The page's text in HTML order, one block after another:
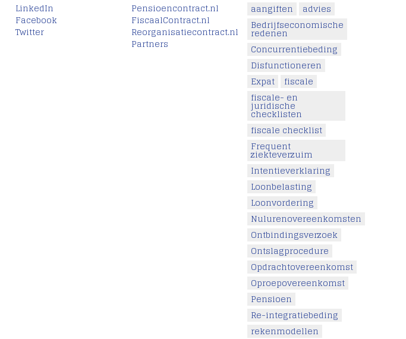
LinkedIn
Facebook
Twitter
Pensioencontract.nl
FiscaalContract.nl
Reorganisatiecontract.nl
Partners
aangiften
advies
Bedrijfseconomische
redenen
Concurrentiebeding
Disfunctioneren
Expat
fiscale
fiscale- en
juridische
checklisten
fiscale checklist
Frequent
ziekteverzuim
Intentieverklaring
Loonbelasting
Loonvordering
Nulurenovereenkomsten
Ontbindingsverzoek
Ontslagprocedure
Opdrachtovereenkomst
Oproepovereenkomst
Pensioen
Re-integratiebeding
rekenmodellen